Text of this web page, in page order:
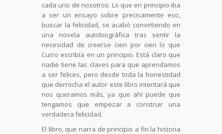
cada uno de nosotros. Lo que en principio iba
a ser un ensayo sobre precisamente eso,
buscar la felicidad, se acabó convirtiendo en
una novela autobiográfica tras sentir la
necesidad de creerse cien por cien lo que
Curro escribía en un principio. Está claro que
nadie tiene las claves para que aprendamos
a ser felices, pero desde toda la honestidad
que derrocha el autor este libro intentará que
nos queramos más, ya que ahí puede que
tengamos que empezar a construir una
verdadera felicidad.
El libro, que narra de principio a fin la historia